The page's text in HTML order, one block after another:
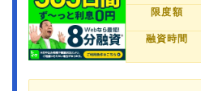
限度額
融資時間